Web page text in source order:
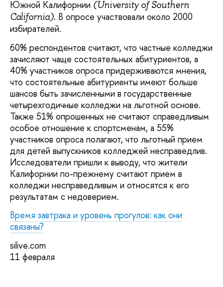
Южной Калифорнии (University of Southern
California). В опросе участвовали около 2000
избирателей.
60% респондентов считают, что частные колледжи
зачисляют чаще состоятельных абитуриентов, а
40% участников опроса придерживаются мнения,
что состоятельные абитуриенты имеют больше
шансов быть зачисленными в государственные
четырехгодичные колледжи на льготной основе.
Также 51% опрошенных не считают справедливым
особое отношение к спортсменам, а 55%
участников опроса полагают, что льготный прием
для детей выпускников колледжей несправедлив.
Исследователи пришли к выводу, что жители
Калифорнии по-прежнему считают прием в
колледжи несправедливым и относятся к его
результатам с недоверием.
Время завтрака и уровень прогулов: как они
связаны?
silive.com
11 февраля